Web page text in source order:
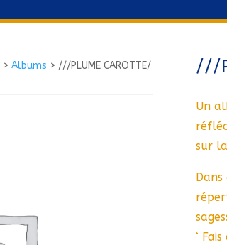
>Albums > ///PLUME CAROTTE/ ///
Un
sur
‘